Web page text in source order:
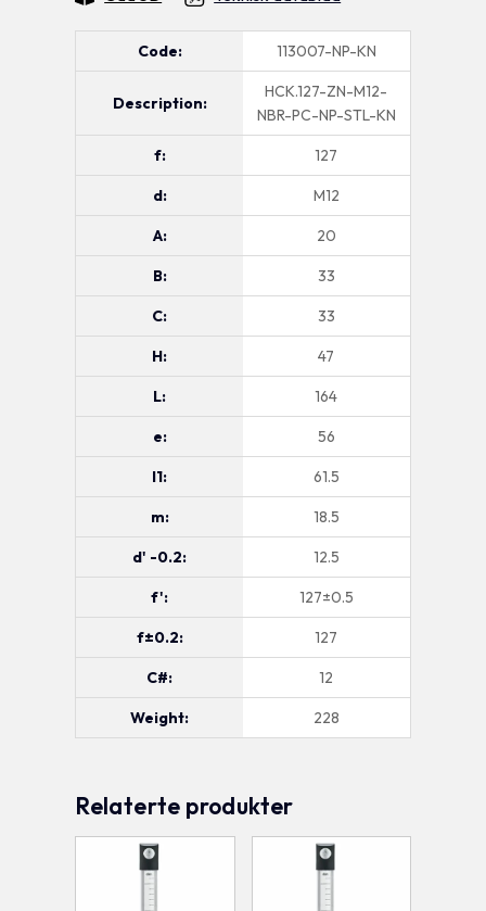
Code: 113007-NP-KN
Description:
HCK.127-ZN-M12-
NBR-PC-NP-STL-KN
f: 127
d: M12
A: 20
B: 33
C: 33
H: 47
L: 164
e: 56
l1: 61.5
m: 18.5
d' -0.2: 12.5
f': 127±0.5
f±0.2: 127
C#: 12
Weight: 228
Relaterte produkter